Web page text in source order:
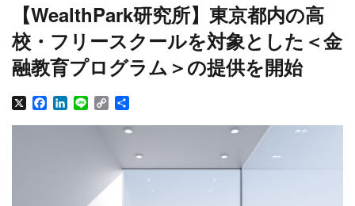
【WealthPark研究所】東京都内の高
校・フリースクールを対象とした＜金
融教育プログラム＞の提供を開始
X Facebook
LinkedIn
Line Copy